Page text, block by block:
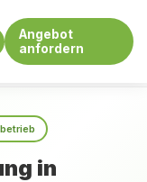
Angebot
anfordern
in